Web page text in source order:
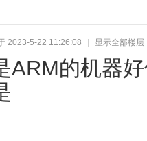
2023-5-22 11:26:08 显示全部楼层
ARM的机器